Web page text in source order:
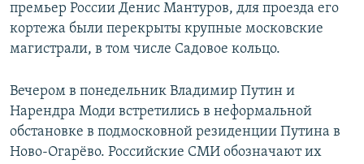
премьер России Денис Мантуров, для проезда его
кортежа были перекрыты крупные московские
магистрали, в том числе Садовое кольцо.
Вечером в понедельник Владимир Путин и
Нарендра Моди встретились в неформальной
обстановке в подмосковной резиденции Путина в
Ново-Огарёво. Российские СМИ обозначают их